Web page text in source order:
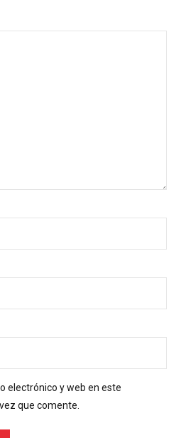
electrónico y web en este
que comente.